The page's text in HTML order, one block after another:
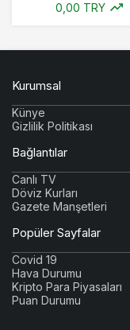
0,00 TRY
Kurumsal
Künye
Gizlilik Politikası
Bağlantılar
Canlı TV
Döviz Kurları
Gazete Manşetleri
Popüler Sayfalar
Covid 19
Hava Durumu
Kripto Para Piyasaları
Puan Durumu